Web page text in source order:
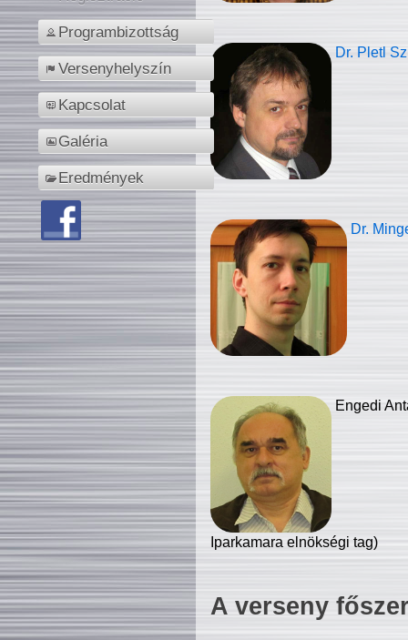
Programbizottság
Versenyhelyszín
Kapcsolat
Galéria
Eredmények
Dr. Pletl
Dr.
Engedi
Iparkamara elnökségi tag)
A verseny